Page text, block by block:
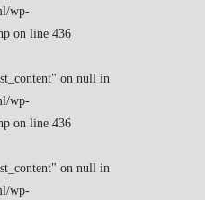
wp-
on line 436
on null in
wp-
on line 436
on null in
wp-